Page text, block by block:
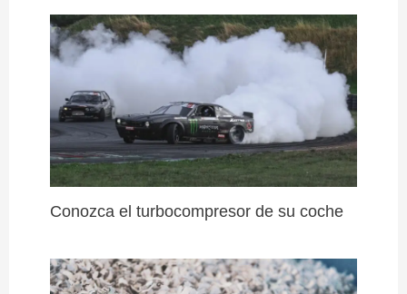
Conozca el turbocompresor de su coche